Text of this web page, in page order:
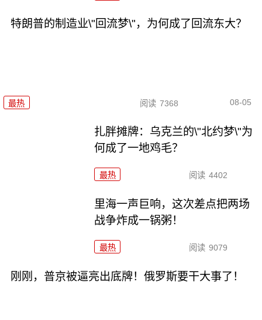
特朗普的制造业\"回流梦\"，为何成了回流东大？
最热 阅读 7368 08-05
扎胖摊牌：乌克兰的\"北约梦\"为
何成了一地鸡毛？
最热 阅读 4402
里海一声巨响，这次差点把两场
战争炸成一锅粥！
最热 阅读 9079
刚刚，普京被逼亮出底牌！俄罗斯要干大事了！